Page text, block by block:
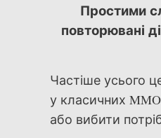
Простими
повторювані
Частіше усього
у класичних
або вибити